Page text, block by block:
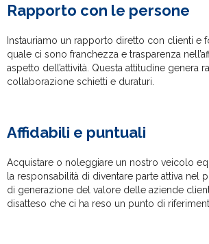
Rapporto con le persone
Instauriamo un rapporto diretto con clienti e
quale ci sono franchezza e trasparenza
aspetto dell’attività. Questa attitudine genera
collaborazione schietti e duraturi.
Affidabili e puntuali
Acquistare o noleggiare un nostro veicolo
la responsabilità di diventare parte attiva nel
di generazione del valore delle aziende
disatteso che ci ha reso un punto di